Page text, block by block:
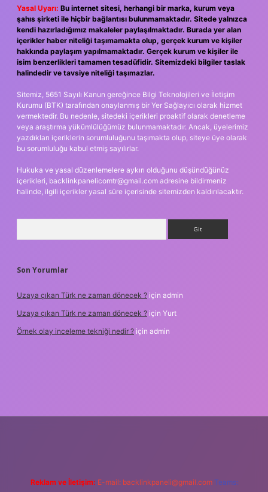
Yasal Uyarı: Bu internet sitesi, herhangi bir marka, kurum veya
şahıs şirketi ile hiçbir bağlantısı bulunmamaktadır. Sitede yalnızca
kendi hazırladığımız makaleler paylaşılmaktadır. Burada yer alan
içerikler haber niteliği taşımamakta olup, gerçek kurum ve kişiler
hakkında paylaşım yapılmamaktadır. Gerçek kurum ve kişiler ile
isim benzerlikleri tamamen tesadüfidir. Sitemizdeki bilgiler taslak
halindedir ve tavsiye niteliği taşımazlar.
Sitemiz, 5651 Sayılı Kanun gereğince Bilgi Teknolojileri ve İletişim
Kurumu (BTK) tarafından onaylanmış bir Yer Sağlayıcı olarak hizmet
vermektedir. Bu nedenle, sitedeki içerikleri proaktif olarak denetleme
veya araştırma yükümlülüğümüz bulunmamaktadır. Ancak, üyelerimiz
yazdıkları içeriklerin sorumluluğunu taşımakta olup, siteye üye olarak
bu sorumluluğu kabul etmiş sayılırlar.
Hukuka ve yasal düzenlemelere aykırı olduğunu düşündüğünüz
içerikleri, backlinkpanelicomtr@gmail.com adresine bildirmeniz
halinde, ilgili içerikler yasal süre içerisinde sitemizden kaldırılacaktır.
Son Yorumlar
Uzaya çıkan Türk ne zaman dönecek ? için admin
Uzaya çıkan Türk ne zaman dönecek ? için Yurt
Örnek olay inceleme tekniği nedir ? için admin
Reklam ve İletişim: E-mail: backlinkpaneli@gmail.com Teams: